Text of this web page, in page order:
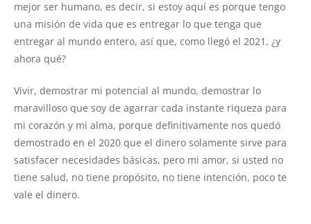
mejor ser humano, es decir, si estoy aquí es porque tengo
una misión de vida que es entregar lo que tenga que
entregar al mundo entero, así que, como llegó el 2021, ¿y
ahora qué?
Vivir, demostrar mi potencial al mundo, demostrar lo
maravilloso que soy de agarrar cada instante riqueza para
mi corazón y mi alma, porque definitivamente nos quedó
demostrado en el 2020 que el dinero solamente sirve para
satisfacer necesidades básicas, pero mi amor, si usted no
tiene salud, no tiene propósito, no tiene intención, poco te
vale el dinero.